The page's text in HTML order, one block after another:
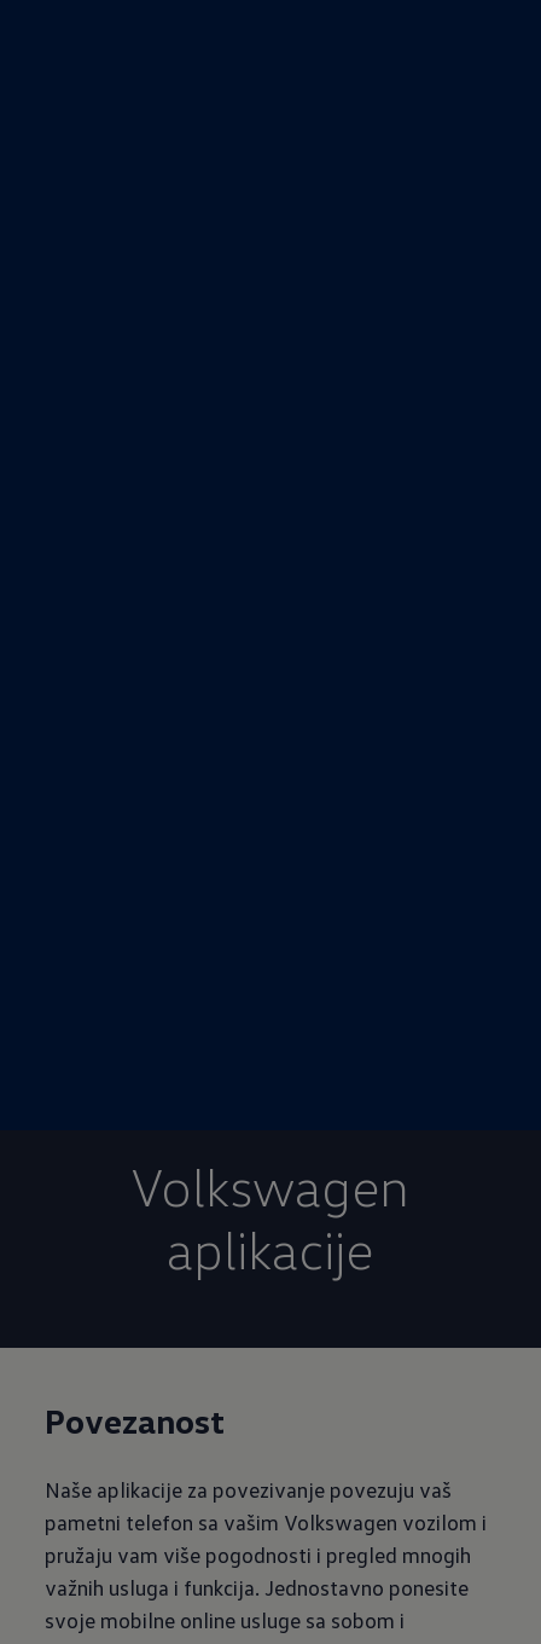
Volkswagen
aplikacije
Povezanost
Naše aplikacije za povezivanje povezuju vaš
pametni telefon sa vašim Volkswagen vozilom i
pružaju vam više pogodnosti i pregled mnogih
važnih usluga i funkcija. Jednostavno ponesite
svoje mobilne online usluge sa sobom i